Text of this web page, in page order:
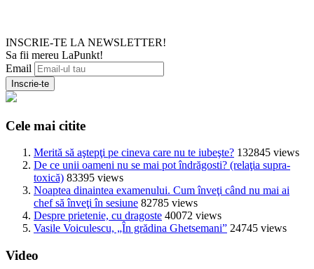
INSCRIE-TE LA NEWSLETTER!
Sa fii mereu LaPunkt!
Email
Cele mai citite
Merită să aştepţi pe cineva care nu te iubeşte? 132845 views
De ce unii oameni nu se mai pot îndrăgosti? (relaţia supra-
toxică) 83395 views
Noaptea dinaintea examenului. Cum înveţi când nu mai ai
chef să înveţi în sesiune 82785 views
Despre prietenie, cu dragoste 40072 views
Vasile Voiculescu, „În grădina Ghetsemani” 24745 views
Video